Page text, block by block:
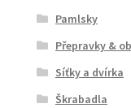
Pamlsky
Přepravky &
Síťky a dvírka
Škrabadla